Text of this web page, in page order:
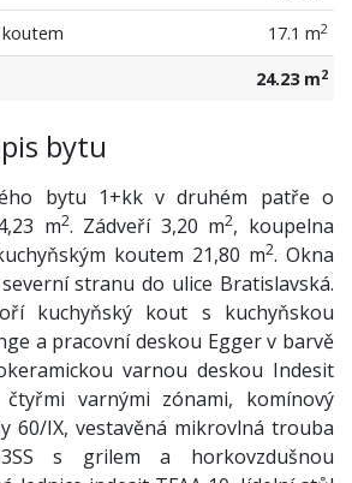
17.1 m2
24.23 m2
bytu
bytu 1+kk v druhém patře o
m2. Zádveří 3,20 m2, koupelna
koutem 21,80 m2. Okna
stranu do ulice Bratislavská.
kuchyňský kout s kuchyňskou
a pracovní deskou Egger v barvě
varnou deskou Indesit
varnými zónami, komínový
60/IX, vestavěná mikrovlná trouba
s grilem a horkovzdušnou